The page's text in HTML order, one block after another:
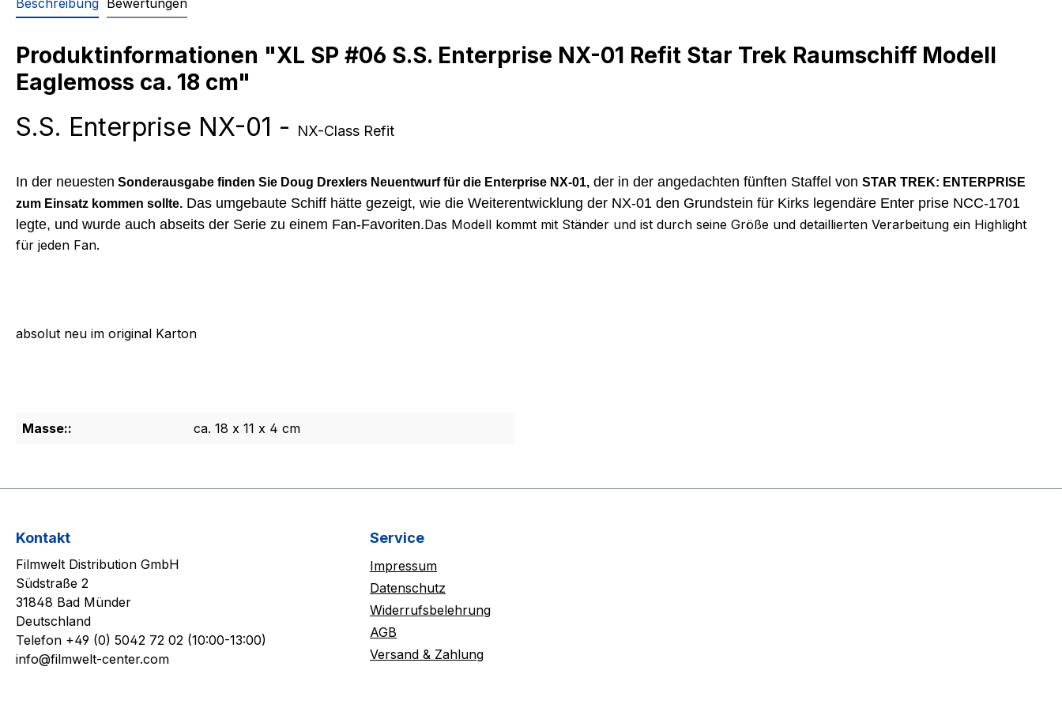
Beschreibung Bewertungen
Produktinformationen "XL SP #06 S.S. Enterprise NX-01 Refit Star Trek Raumschiff Modell
Eaglemoss ca. 18 cm"
S.S. Enterprise NX-01 - NX-Class Refit
In der neuesten Sonderausgabe finden Sie Doug Drexlers Neuentwurf für die Enterprise NX-01, der in der angedachten fünften Staffel von STAR TREK: ENTERPRISE
zum Einsatz kommen sollte. Das umgebaute Schiff hätte gezeigt, wie die Weiterentwicklung der NX-01 den Grundstein für Kirks legendäre Enter prise NCC-1701
legte, und wurde auch abseits der Serie zu einem Fan-Favoriten.Das Modell kommt mit Ständer und ist durch seine Größe und detaillierten Verarbeitung ein Highlight
für jeden Fan.
absolut neu im original Karton
Masse:: ca. 18 x 11 x 4 cm
Kontakt
Filmwelt Distribution GmbH
Südstraße 2
31848 Bad Münder
Deutschland
Telefon +49 (0) 5042 72 02 (10:00-13:00)
info@filmwelt-center.com
Service
Impressum
Datenschutz
Widerrufsbelehrung
AGB
Versand & Zahlung